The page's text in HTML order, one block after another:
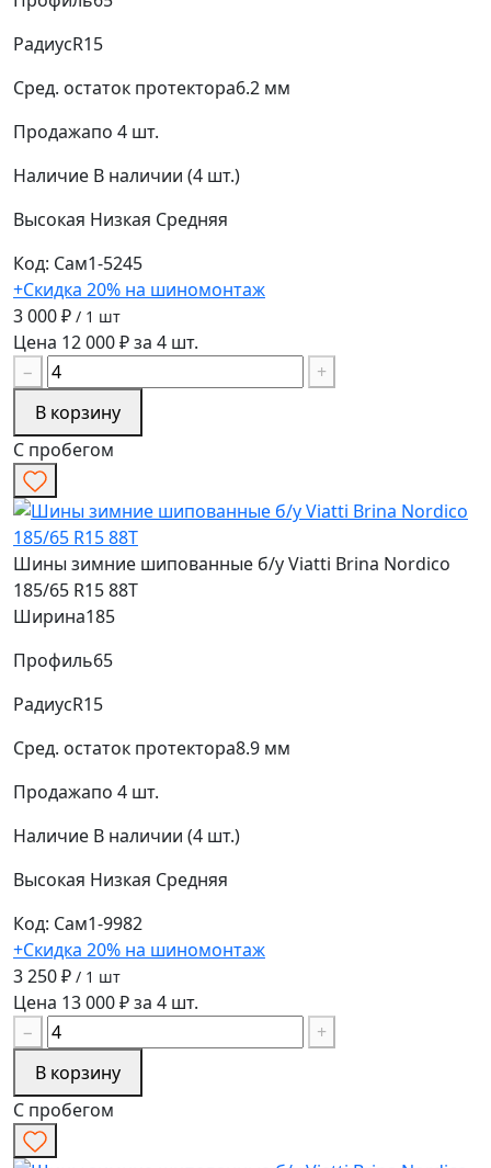
РадиусR15
Сред. остаток протектора6.2 мм
Продажапо 4 шт.
Наличие В наличии (4 шт.)
Высокая Низкая Средняя
Код: Сам1-5245
+Скидка 20% на шиномонтаж
3 000 ₽ / 1 шт
Цена 12 000 ₽ за 4 шт.
−
+
В корзину
С пробегом
Шины зимние шипованные б/у Viatti Brina Nordico
185/65 R15 88T
Ширина185
Профиль65
РадиусR15
Сред. остаток протектора8.9 мм
Продажапо 4 шт.
Наличие В наличии (4 шт.)
Высокая Низкая Средняя
Код: Сам1-9982
+Скидка 20% на шиномонтаж
3 250 ₽ / 1 шт
Цена 13 000 ₽ за 4 шт.
−
+
В корзину
С пробегом